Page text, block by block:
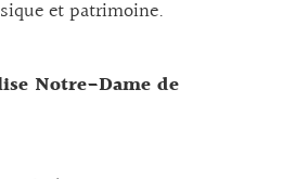
et patrimoine.
Notre-Dame de